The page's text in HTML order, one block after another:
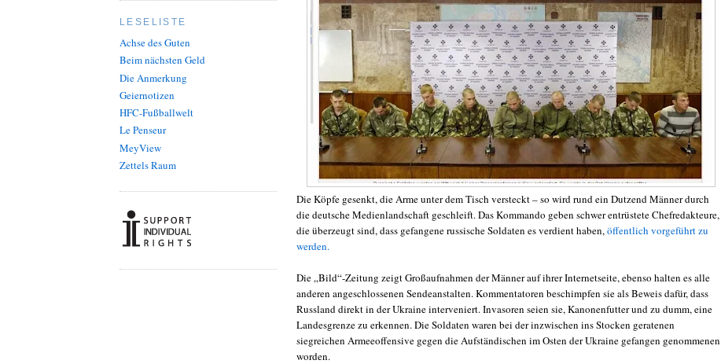
LESELISTE
Achse des Guten
Beim nächsten Geld
Die Anmerkung
Geiernotizen
HFC-Fußballwelt
Le Penseur
MeyView
Zettels Raum
Die Köpfe gesenkt, die Arme unter dem Tisch versteckt – so wird rund ein Dutzend Männer durch
die deutsche Medienlandschaft geschleift. Das Kommando geben schwer entrüstete Chefredakteure,
die überzeugt sind, dass gefangene russische Soldaten es verdient haben, öffentlich vorgeführt zu
werden.
Die „Bild“-Zeitung zeigt Großaufnahmen der Männer auf ihrer Internetseite, ebenso halten es alle
anderen angeschlossenen Sendeanstalten. Kommentatoren beschimpfen sie als Beweis dafür, dass
Russland direkt in der Ukraine interveniert. Invasoren seien sie, Kanonenfutter und zu dumm, eine
Landesgrenze zu erkennen. Die Soldaten waren bei der inzwischen ins Stocken geratenen
siegreichen Armeeoffensive gegen die Aufständischen im Osten der Ukraine gefangen genommenen
worden.